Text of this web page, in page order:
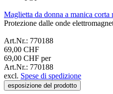
Maglietta da donna a manica
Protezione dalle onde
Art.Nr.: 770188
69,00 CHF
69,00 CHF per
Art.Nr.: 770188
excl. Spese di spedizione
esposizione del prodotto